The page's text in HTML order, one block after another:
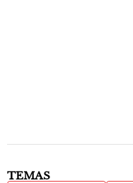
TEMAS